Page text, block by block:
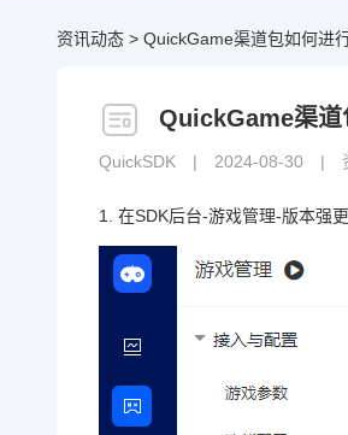
资讯动态 > QuickGame渠道包如何进
QuickGame渠道
QuickSDK | 2024-08-30 |
1. 在SDK后台-游戏管理-版本强